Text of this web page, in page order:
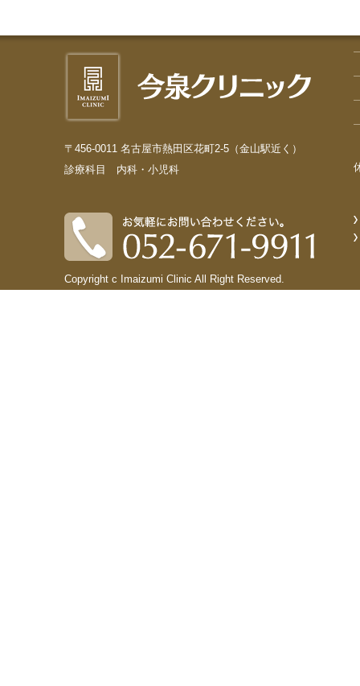
〒456-0011 名古屋市熱田区花町2-5（金山駅近く）
診療科目 内科・小児科
Copyright c Imaizumi Clinic All Right Reserved.